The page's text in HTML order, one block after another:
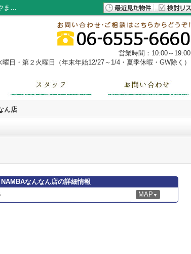
モスバーガー NAMBAなんなん店情報ページ｜なんば・浪速区の賃貸・不動産情報なら株式会社やまもと
営業時間：10:00～19:00
曜日・第２火曜日（年末年始12/27～1/4・夏季休暇・GW除く）
ん店
なんなん店の詳細情報
MAP ▼